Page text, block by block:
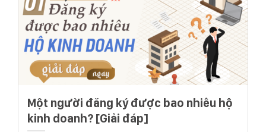
Một người đăng ký được bao nhiêu hộ
kinh doanh? [Giải đáp]